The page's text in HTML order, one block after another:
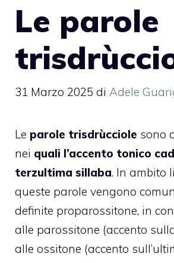
Le parole
31 Marzo 2025 di Adele
Le parole trisdrùcciole sono
nei quali l’accento tonico
terzultima sillaba. In ambito
queste parole vengono
definite proparossitone, in
alle parossitone (accento
alle ossitone (accento